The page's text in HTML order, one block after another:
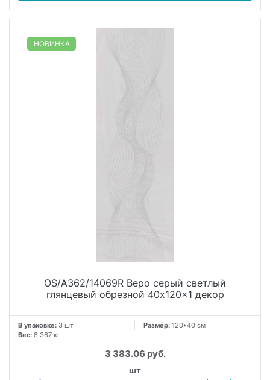
НОВИНКА
OS/A362/14069R Веро серый светлый
глянцевый обрезной 40x120x1 декор
В упаковке: 3 шт Размер: 120*40 см
Вес: 8.367 кг
3 383.06 руб.
шт